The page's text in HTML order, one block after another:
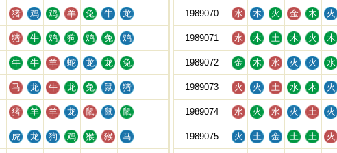
猪 鸡 鸡 羊 兔 牛 龙
猪 牛 鸡 狗 鸡 兔 鸡
牛 牛 羊 蛇 龙 龙 兔
马 龙 牛 龙 兔 鼠 猪
猪 羊 羊 龙 鼠 鼠 鼠
虎 龙 狗 鸡 猴 猴 马
1989070 水 木 火 金 木 火
1989071 水 木 土 木 火 木
1989072 金 木 水 火 火 水
1989073 火 火 土 水 木 火
1989074 水 火 水 火 土 火
1989075 火 土 金 土 土 火